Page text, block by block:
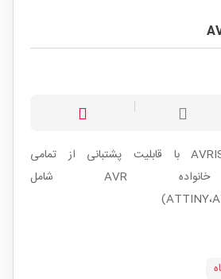
پروگرامر AVRISP MKII با قابلیت پشتبانی از تمامی
میکروکنترلرهای خانواده AVR شامل